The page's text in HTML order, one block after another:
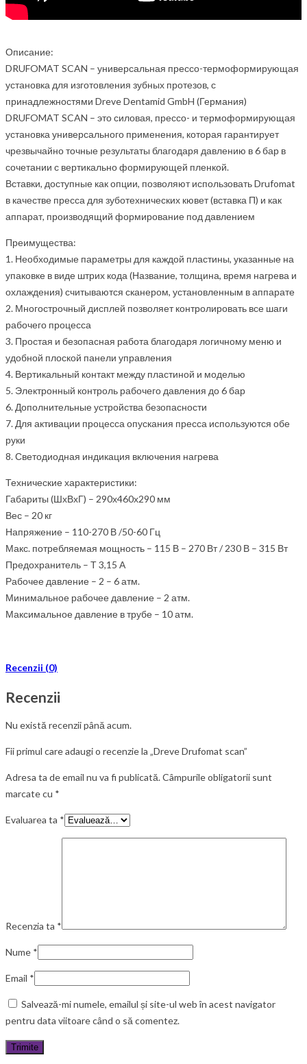
Описание:
DRUFOMAT SCAN – универсальная прессо-термоформирующая
установка для изготовления зубных протезов, с
принадлежностями Dreve Dentamid GmbH (Германия)
DRUFOMAT SCAN – это силовая, прессо- и термоформирующая
установка универсального применения, которая гарантирует
чрезвычайно точные результаты благодаря давлению в 6 бар в
сочетании с вертикально формирующей пленкой.
Вставки, доступные как опции, позволяют использовать Drufomat
в качестве пресса для зуботехнических кювет (вставка П) и как
аппарат, производящий формирование под давлением
Преимущества:
1. Необходимые параметры для каждой пластины, указанные на
упаковке в виде штрих кода (Название, толщина, время нагрева и
охлаждения) считываются сканером, установленным в аппарате
2. Многострочный дисплей позволяет контролировать все шаги
рабочего процесса
3. Простая и безопасная работа благодаря логичному меню и
удобной плоской панели управления
4. Вертикальный контакт между пластиной и моделью
5. Электронный контроль рабочего давления до 6 бар
6. Дополнительные устройства безопасности
7. Для активации процесса опускания пресса используются обе
руки
8. Светодиодная индикация включения нагрева
Технические характеристики:
Габариты (ШхВхГ) – 290х460х290 мм
Вес – 20 кг
Напряжение – 110-270 В /50-60 Гц
Макс. потребляемая мощность – 115 В – 270 Вт / 230 В – 315 Вт
Предохранитель – Т 3,15 А
Рабочее давление – 2 – 6 атм.
Минимальное рабочее давление – 2 атм.
Максимальное давление в трубе – 10 атм.
Recenzii (0)
Recenzii
Nu există recenzii până acum.
Fii primul care adaugi o recenzie la „Dreve Drufomat scan”
Adresa ta de email nu va fi publicată.Câmpurile obligatorii sunt
marcate cu *
Evaluarea ta *
Recenzia ta *
Nume *
Email *
Salvează-mi numele, emailul și site-ul web în acest navigator
pentru data viitoare când o să comentez.